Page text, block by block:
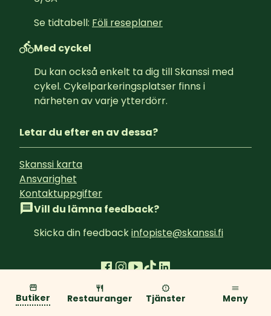
Butiker Restauranger Tjänster Meny
Se tidtabell: Föli reseplaner
Med cyckel
Du kan också enkelt ta dig till Skanssi med
cykel. Cykelparkeringsplatser finns i
närheten av varje ytterdörr.
Letar du efter en av dessa?
Skanssi karta
Ansvarighet
Kontaktuppgifter
Vill du lämna feedback?
Skicka din feedback infopiste@skanssi.fi
Integritetspolicy